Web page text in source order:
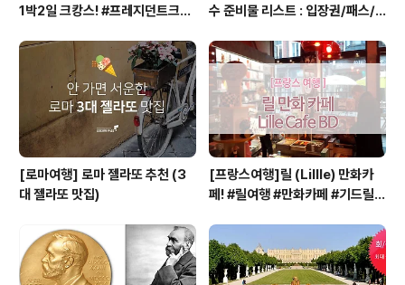
1박2일 크캉스! #프레지던트크루
수 준비물 리스트 : 입장권/패스/
[로마여행] 로마 젤라또 추천 (3
대 젤라또 맛집)
[프랑스여행]릴 (Lillle) 만화카
페! #릴여행 #만화카페 #기드릴 #